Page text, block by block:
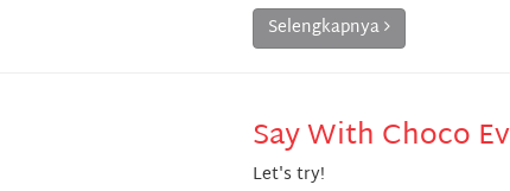
Selengkapnya
Say With Choco
Let's try!